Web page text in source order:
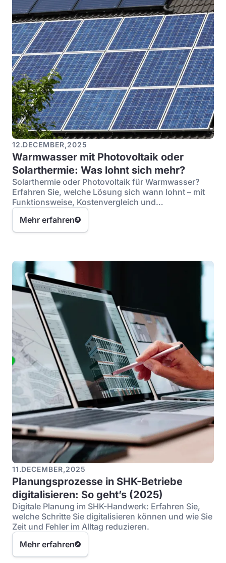
12.DECEMBER,2025
Warmwasser mit Photovoltaik oder
Solarthermie: Was lohnt sich mehr?
Solarthermie oder Photovoltaik für Warmwasser?
Erfahren Sie, welche Lösung sich wann lohnt – mit
Funktionsweise, Kostenvergleich und
Wirtschaftlichkeit.
Mehr erfahren
11.DECEMBER,2025
Planungsprozesse in SHK-Betriebe
digitalisieren: So geht’s (2025)
Digitale Planung im SHK-Handwerk: Erfahren Sie,
welche Schritte Sie digitalisieren können und wie Sie
Zeit und Fehler im Alltag reduzieren.
Mehr erfahren